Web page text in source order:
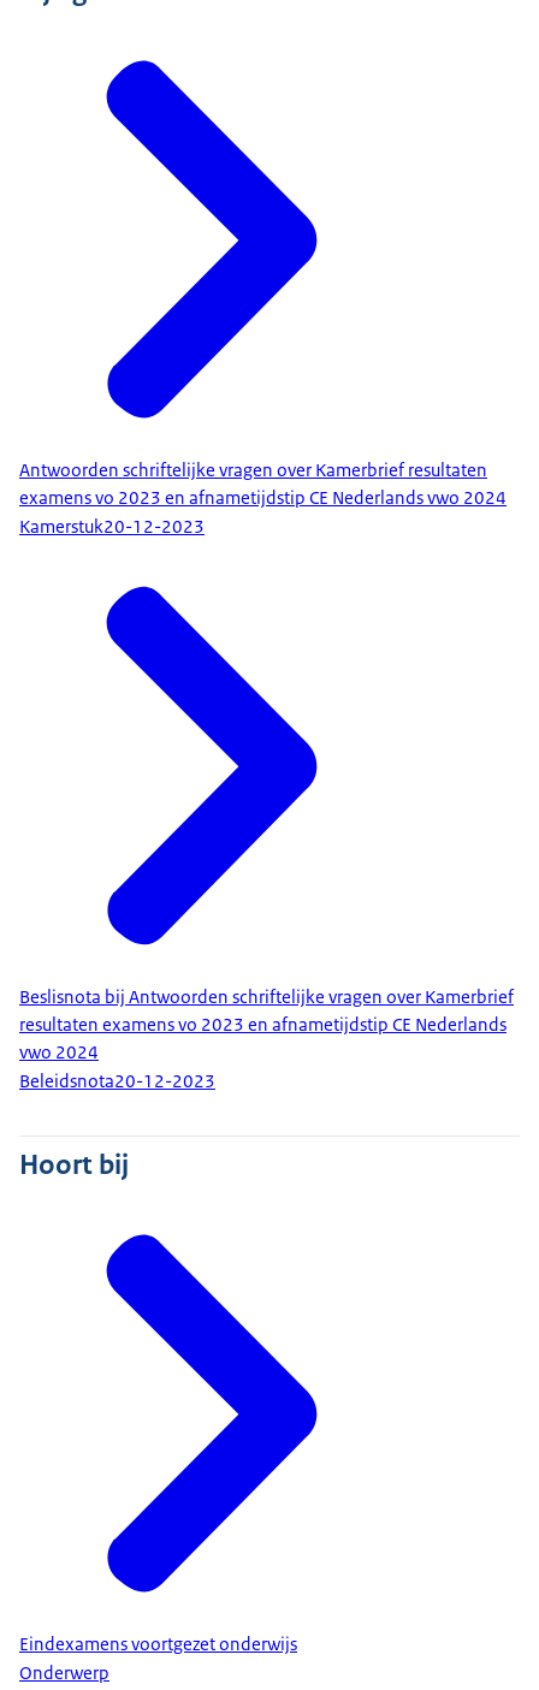
Antwoorden schriftelijke vragen over Kamerbrief resultaten
examens vo 2023 en afnametijdstip CE Nederlands vwo 2024
Kamerstuk20-12-2023
Beslisnota bij Antwoorden schriftelijke vragen over Kamerbrief
resultaten examens vo 2023 en afnametijdstip CE Nederlands
vwo 2024
Beleidsnota20-12-2023
Hoort bij
Eindexamens voortgezet onderwijs
Onderwerp